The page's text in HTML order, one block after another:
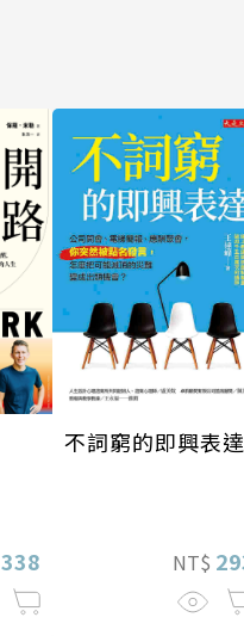
338
不詞窮的即興表達
NT$